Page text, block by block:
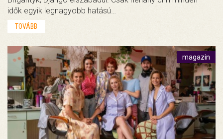
idők egyik legnagyobb hatású…
TOVÁBB
magazin